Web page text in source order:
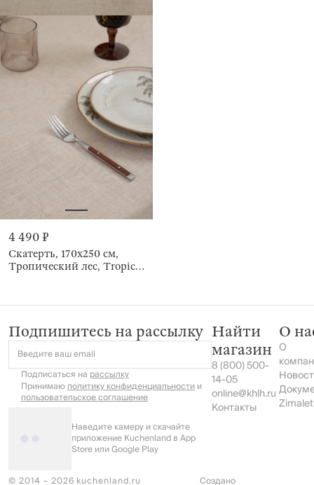
4 490 ₽
Скатерть, 170х250 см,
Тропический лес, Tropical
Подпишитесь на рассылку
Введите ваш email
Подписаться на рассылку
Принимаюполитику конфиденциальностии
пользовательское соглашение
Наведите камеру и скачайте
приложение Kuchenland в App
Store или Google Play
Найти
магазин
8 (800) 500-
14-05
online@khlh.ru
Контакты
О
О
© 2014 – 2026 kuchenland.ru Создано